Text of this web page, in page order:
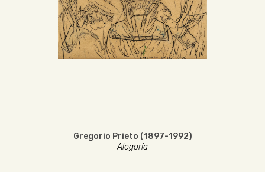
Gregorio Prieto (1897-1992)
Alegoría